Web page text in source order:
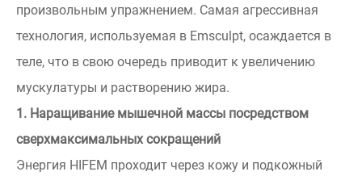
произвольным упражнением. Самая агрессивная
технология, используемая в Emsculpt, осаждается в
теле, что в свою очередь приводит к увеличению
мускулатуры и растворению жира.
1. Наращивание мышечной массы посредством
сверхмаксимальных сокращений
Энергия HIFEM проходит через кожу и подкожный